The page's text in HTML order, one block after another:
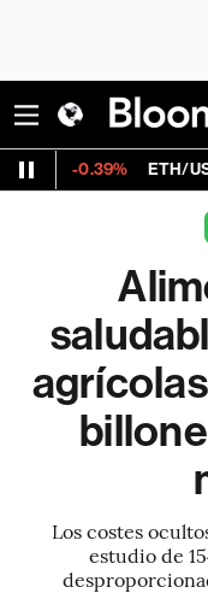
ETH/USD 1,917.37
Los costes
estudio de